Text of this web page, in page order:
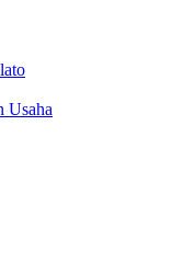
Usaha